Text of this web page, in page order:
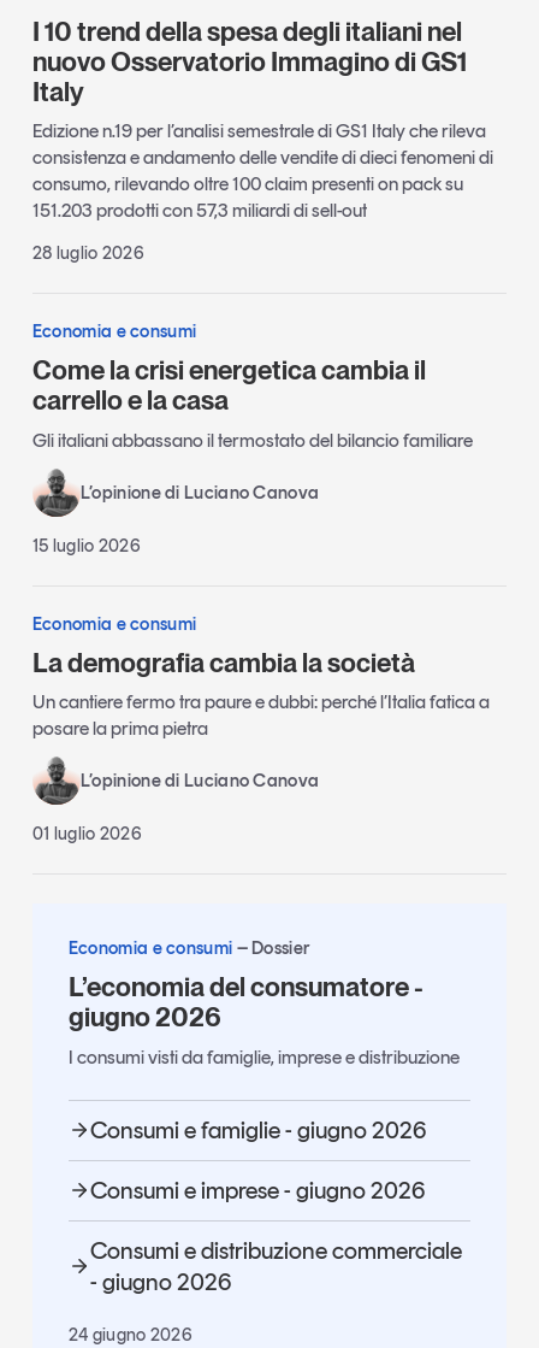
I 10 trend della spesa degli italiani nel
nuovo Osservatorio Immagino di GS1
Italy
Edizione n.19 per l’analisi semestrale di GS1 Italy che rileva
consistenza e andamento delle vendite di dieci fenomeni di
consumo, rilevando oltre 100 claim presenti on pack su
151.203 prodotti con 57,3 miliardi di sell-out
28 luglio 2026
Economia e consumi
Come la crisi energetica cambia il
carrello e la casa
Gli italiani abbassano il termostato del bilancio familiare
L’opinione di Luciano Canova
15 luglio 2026
Economia e consumi
La demografia cambia la società
Un cantiere fermo tra paure e dubbi: perché l’Italia fatica a
posare la prima pietra
L’opinione di Luciano Canova
01 luglio 2026
Economia e consumi Dossier
L’economia del consumatore -
giugno 2026
I consumi visti da famiglie, imprese e distribuzione
Consumi e famiglie - giugno 2026
Consumi e imprese - giugno 2026
Consumi e distribuzione commerciale
- giugno 2026
24 giugno 2026